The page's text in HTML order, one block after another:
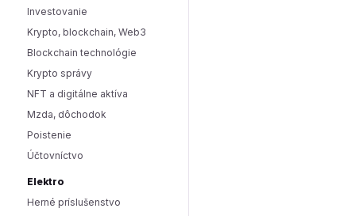
Investovanie
Krypto, blockchain, Web3
Blockchain technológie
Krypto správy
NFT a digitálne aktíva
Mzda, dôchodok
Poistenie
Účtovníctvo
Elektro
Herné príslušenstvo